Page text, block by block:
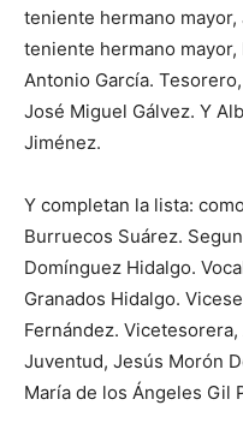
teniente hermano
teniente hermano
Antonio García.
José Miguel Gálvez. Y
Jiménez.
Y completan la lista:
Burruecos Suárez.
Domínguez Hidalgo.
Granados Hidalgo.
Fernández.
Juventud, Jesús Morón
María de los Ángeles Gil